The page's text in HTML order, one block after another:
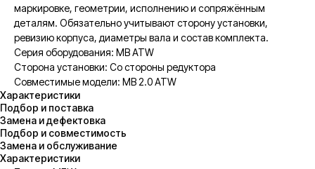
маркировке, геометрии, исполнению и сопряжённым
деталям. Обязательно учитывают сторону установки,
ревизию корпуса, диаметры вала и состав комплекта.
Серия оборудования: MB ATW
Сторона установки: Со стороны редуктора
Совместимые модели: MB 2.0 ATW
Характеристики
Подбор и поставка
Замена и дефектовка
Подбор и совместимость
Замена и обслуживание
Характеристики